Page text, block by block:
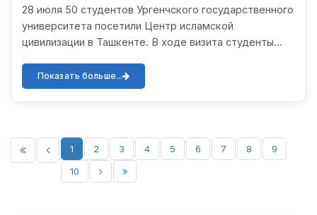
28 июля 50 студентов Ургенчского государственного
университета посетили Центр исламской
цивилизации в Ташкенте. В ходе визита студенты
редкими рукописями, и...
Показать больше...
1 2 3 4 5 6 7 8
9
10